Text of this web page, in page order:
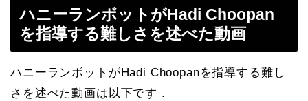
ハニーランボットがHadi Choopan
を指導する難しさを述べた動画
ハニーランボットがHadi Choopanを指導する難し
さを述べた動画は以下です．